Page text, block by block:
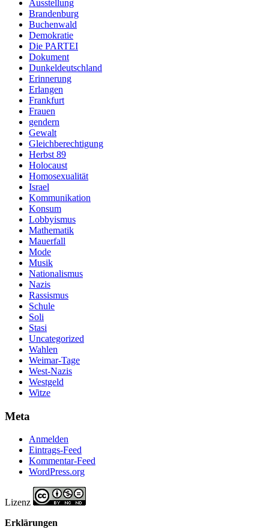
Ausstellung
Brandenburg
Buchenwald
Demokratie
Die PARTEI
Dokument
Dunkeldeutschland
Erinnerung
Erlangen
Frankfurt
Frauen
gendern
Gewalt
Gleichberechtigung
Herbst 89
Holocaust
Homosexualität
Israel
Kommunikation
Konsum
Lobbyismus
Mathematik
Mauerfall
Mode
Musik
Nationalismus
Nazis
Rassismus
Schule
Soli
Stasi
Uncategorized
Wahlen
Weimar-Tage
West-Nazis
Westgeld
Witze
Meta
Anmelden
Eintrags-Feed
Kommentar-Feed
WordPress.org
Lizenz
Erklärungen